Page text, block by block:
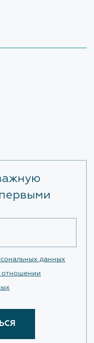
информация по
данных
отношении